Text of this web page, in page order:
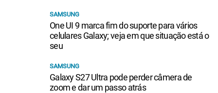
SAMSUNG
One UI 9 marca fim do suporte para vários
celulares Galaxy; veja em que situação está o
seu
SAMSUNG
Galaxy S27 Ultra pode perder câmera de
zoom e dar um passo atrás